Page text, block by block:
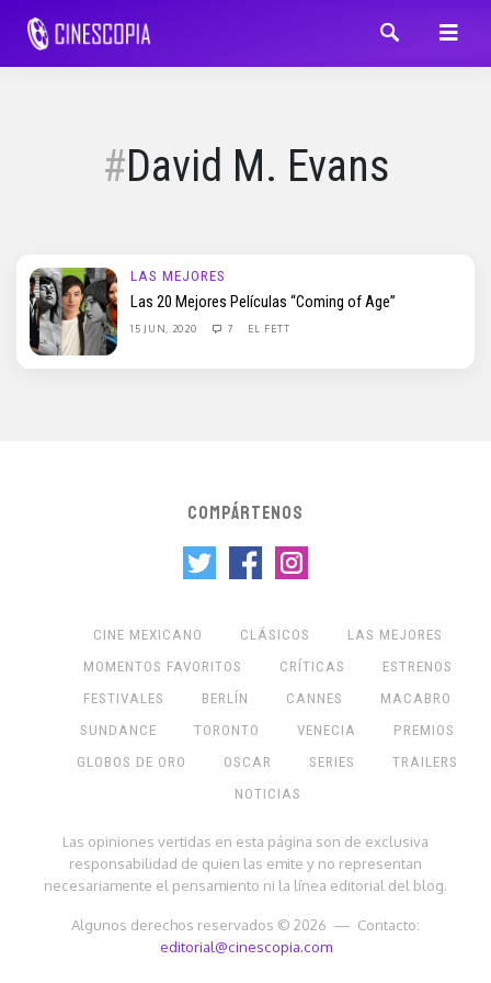
David M. Evans
LAS MEJORES
Las 20 Mejores Películas “Coming of Age”
15 JUN, 2020 7 EL FETT
COMPÁRTENOS
CINE MEXICANO CLÁSICOS
LAS MEJORES
MOMENTOS FAVORITOS
CRÍTICAS
ESTRENOS
FESTIVALES
BERLÍN CANNES
MACABRO
SUNDANCE
TORONTO VENECIA
PREMIOS
GLOBOS DE ORO
OSCAR SERIES
TRAILERS
NOTICIAS
Las opiniones vertidas en esta página son de exclusiva
responsabilidad de quien las emite y no representan
necesariamente el pensamiento ni la línea editorial del blog.
Algunos derechos reservados © 2026 — Contacto:
editorial@cinescopia.com